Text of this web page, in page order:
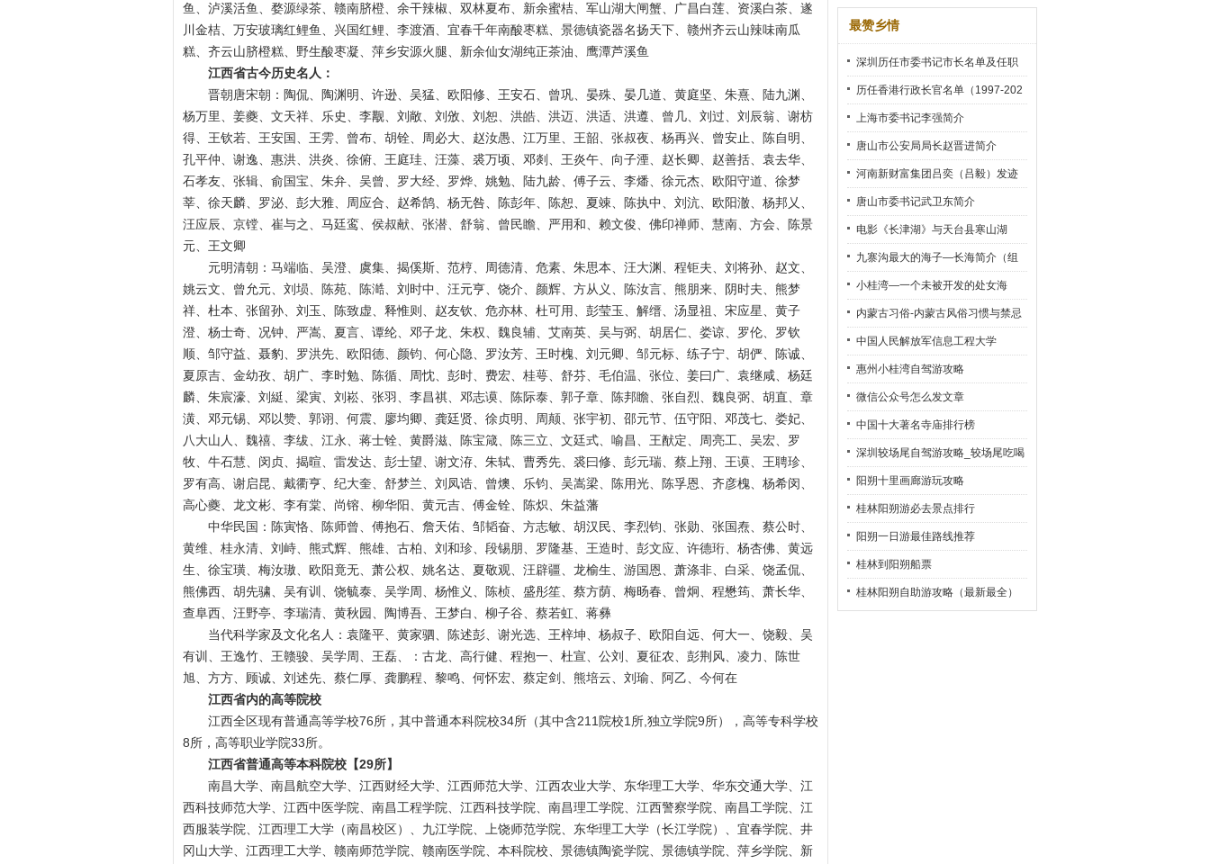
鱼、泸溪活鱼、婺源绿茶、赣南脐橙、余干辣椒、双林夏布、新余蜜桔、军山湖大闸蟹、广昌白莲、资溪白茶、遂
川金桔、万安玻璃红鲤鱼、兴国红鲤、李渡酒、宜春千年南酸枣糕、景德镇瓷器名扬天下、赣州齐云山辣味南瓜
糕、齐云山脐橙糕、野生酸枣凝、萍乡安源火腿、新余仙女湖纯正茶油、鹰潭芦溪鱼
江西省古今历史名人：
晋朝唐宋朝：陶侃、陶渊明、许逊、吴猛、欧阳修、王安石、曾巩、晏殊、晏几道、黄庭坚、朱熹、陆九渊、
杨万里、姜夔、文天祥、乐史、李觏、刘敞、刘攽、刘恕、洪皓、洪迈、洪适、洪遵、曾几、刘过、刘辰翁、谢枋
得、王钦若、王安国、王雱、曾布、胡铨、周必大、赵汝愚、江万里、王韶、张叔夜、杨再兴、曾安止、陈自明、
孔平仲、谢逸、惠洪、洪炎、徐俯、王庭珪、汪藻、裘万顷、邓剡、王炎午、向子湮、赵长卿、赵善括、袁去华、
石孝友、张辑、俞国宝、朱弁、吴曾、罗大经、罗烨、姚勉、陆九龄、傅子云、李燔、徐元杰、欧阳守道、徐梦
莘、徐天麟、罗泌、彭大雅、周应合、赵希鹄、杨无咎、陈彭年、陈恕、夏竦、陈执中、刘沆、欧阳澈、杨邦乂、
汪应辰、京镗、崔与之、马廷鸾、侯叔献、张潜、舒翁、曾民瞻、严用和、赖文俊、佛印禅师、慧南、方会、陈景
元、王文卿
元明清朝：马端临、吴澄、虞集、揭傒斯、范梈、周德清、危素、朱思本、汪大渊、程钜夫、刘将孙、赵文、
姚云文、曾允元、刘埙、陈苑、陈澔、刘时中、汪元亨、饶介、颜辉、方从义、陈汝言、熊朋来、阴时夫、熊梦
祥、杜本、张留孙、刘玉、陈致虚、释惟则、赵友钦、危亦林、杜可用、彭莹玉、解缙、汤显祖、宋应星、黄子
澄、杨士奇、况钟、严嵩、夏言、谭纶、邓子龙、朱权、魏良辅、艾南英、吴与弼、胡居仁、娄谅、罗伦、罗钦
顺、邹守益、聂豹、罗洪先、欧阳德、颜钧、何心隐、罗汝芳、王时槐、刘元卿、邹元标、练子宁、胡俨、陈诚、
夏原吉、金幼孜、胡广、李时勉、陈循、周忱、彭时、费宏、桂萼、舒芬、毛伯温、张位、姜曰广、袁继咸、杨廷
麟、朱宸濠、刘綎、梁寅、刘崧、张羽、李昌祺、邓志谟、陈际泰、郭子章、陈邦瞻、张自烈、魏良弼、胡直、章
潢、邓元锡、邓以赞、郭诩、何震、廖均卿、龚廷贤、徐贞明、周颠、张宇初、邵元节、伍守阳、邓茂七、娄妃、
八大山人、魏禧、李绂、江永、蒋士铨、黄爵滋、陈宝箴、陈三立、文廷式、喻昌、王猷定、周亮工、吴宏、罗
牧、牛石慧、闵贞、揭暄、雷发达、彭士望、谢文洊、朱轼、曹秀先、裘曰修、彭元瑞、蔡上翔、王谟、王聘珍、
罗有高、谢启昆、戴衢亨、纪大奎、舒梦兰、刘凤诰、曾燠、乐钧、吴嵩梁、陈用光、陈孚恩、齐彦槐、杨希闵、
高心夔、龙文彬、李有棠、尚镕、柳华阳、黄元吉、傅金铨、陈炽、朱益藩
中华民国：陈寅恪、陈师曾、傅抱石、詹天佑、邹韬奋、方志敏、胡汉民、李烈钧、张勋、张国焘、蔡公时、
黄维、桂永清、刘峙、熊式辉、熊雄、古柏、刘和珍、段锡朋、罗隆基、王造时、彭文应、许德珩、杨杏佛、黄远
生、徐宝璜、梅汝璈、欧阳竟无、萧公权、姚名达、夏敬观、汪辟疆、龙榆生、游国恩、萧涤非、白采、饶孟侃、
熊佛西、胡先骕、吴有训、饶毓泰、吴学周、杨惟义、陈桢、盛彤笙、蔡方荫、梅旸春、曾炯、程懋筠、萧长华、
查阜西、汪野亭、李瑞清、黄秋园、陶博吾、王梦白、柳子谷、蔡若虹、蒋彝
当代科学家及文化名人：袁隆平、黄家驷、陈述彭、谢光选、王梓坤、杨叔子、欧阳自远、何大一、饶毅、吴
有训、王逸竹、王赣骏、吴学周、王磊、：古龙、高行健、程抱一、杜宣、公刘、夏征农、彭荆风、凌力、陈世
旭、方方、顾诚、刘述先、蔡仁厚、龚鹏程、黎鸣、何怀宏、蔡定剑、熊培云、刘瑜、阿乙、今何在
江西省内的高等院校
江西全区现有普通高等学校76所，其中普通本科院校34所（其中含211院校1所,独立学院9所），高等专科学校
8所，高等职业学院33所。
江西省普通高等本科院校【29所】
南昌大学、南昌航空大学、江西财经大学、江西师范大学、江西农业大学、东华理工大学、华东交通大学、江
西科技师范大学、江西中医学院、南昌工程学院、江西科技学院、南昌理工学院、江西警察学院、南昌工学院、江
西服装学院、江西理工大学（南昌校区）、九江学院、上饶师范学院、东华理工大学（长江学院）、宜春学院、井
冈山大学、江西理工大学、赣南师范学院、赣南医学院、本科院校、景德镇陶瓷学院、景德镇学院、萍乡学院、新
最赞乡情
深圳历任市委书记市长名单及任职
时间
历任香港行政长官名单（1997-202
2）
上海市委书记李强简介
唐山市公安局局长赵晋进简介
河南新财富集团吕奕（吕毅）发迹
史
唐山市委书记武卫东简介
电影《长津湖》与天台县寒山湖
九寨沟最大的海子—长海简介（组
图）
小桂湾—一个未被开发的处女海
内蒙古习俗-内蒙古风俗习惯与禁忌
中国人民解放军信息工程大学
惠州小桂湾自驾游攻略
微信公众号怎么发文章
中国十大著名寺庙排行榜
深圳较场尾自驾游攻略_较场尾吃喝
玩乐全攻略
阳朔十里画廊游玩攻略
桂林阳朔游必去景点排行
阳朔一日游最佳路线推荐
桂林到阳朔船票
桂林阳朔自助游攻略（最新最全）